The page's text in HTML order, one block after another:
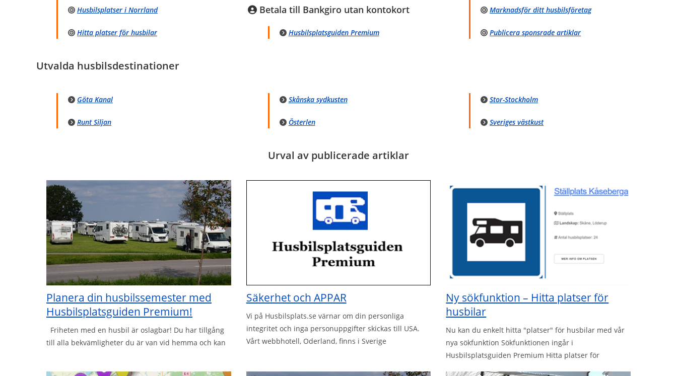
Husbilsplatser i Norrland
Hitta platser för husbilar
Betala till Bankgiro utan kontokort
Husbilsplatsguiden Premium
Marknadsför ditt husbilsföretag
Publicera sponsrade artiklar
Utvalda husbilsdestinationer
Göta Kanal
Runt Siljan
Skånska sydkusten
Österlen
Stor-Stockholm
Sveriges västkust
Urval av publicerade artiklar
Planera din husbilssemester med
Husbilsplatsguiden Premium!
Friheten med en husbil är oslagbar! Du har tillgång
till alla bekvämligheter du är van vid hemma och kan
Säkerhet och APPAR
Vi på Husbilsplats.se värnar om din personliga
integritet och inga personuppgifter skickas till USA.
Vårt webbhotell, Oderland, finns i Sverige
Ny sökfunktion – Hitta platser för
husbilar
Nu kan du enkelt hitta "platser" för husbilar med vår
nya sökfunktion Sökfunktionen ingår i
Husbilsplatsguiden Premium Hitta platser för